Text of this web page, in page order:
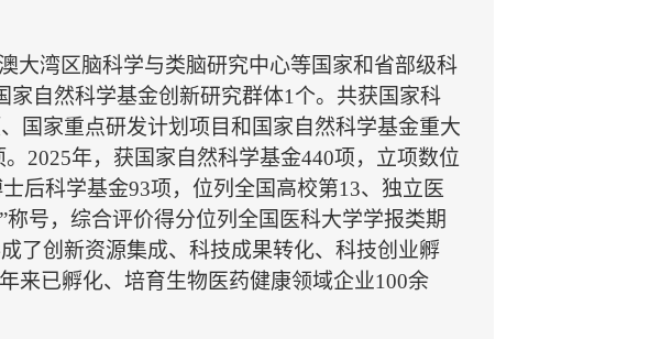
澳大湾区脑科学与类脑研究中心等国家和省部级科
家自然科学基金创新研究群体1 个。共获国家科
国家重点研发计划项目和国家 自然科学基金重大
2025年，获国家 自然科学基金440项，立项数位
后科学基金93项，位列全国高校第13、独立医
称号，综合评价得分位列全国医科大学学报类期
了创新资源集成、 科技成果转化、科技创业孵
来已孵化、培育生物医药健康领域企业100余